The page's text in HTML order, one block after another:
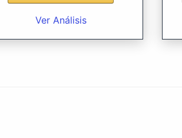
Ver Análisis